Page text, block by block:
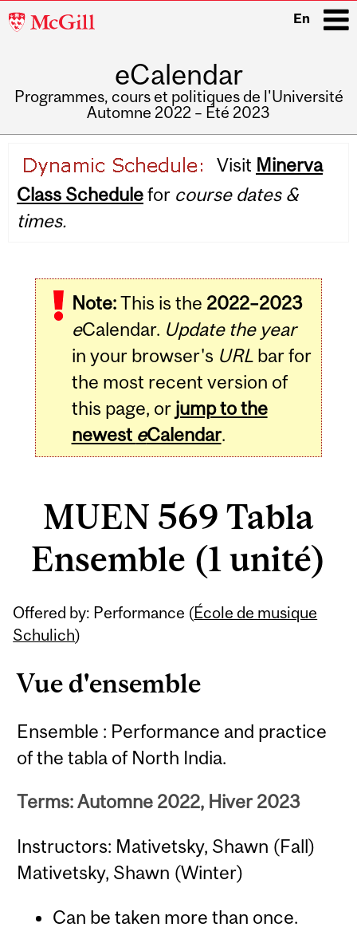
McGill
En
eCalendar
Programmes, cours et politiques de l'Université
Automne 2022 – Été 2023
navigation
Visit Minerva
Class Schedulefor course dates &
times.
Note:This is the 2022–2023
eCalendar. Update the year
in your browser's URLbar for
the most recent version of
this page, or jump to the
newest eCalendar.
MUEN 569 Tabla
Ensemble (1 unité)
Offered by: Performance (École de musique
Schulich)
Vue d'ensemble
Ensemble : Performance and practice
of the tabla of North India.
Terms: Automne 2022, Hiver 2023
Instructors: Mativetsky, Shawn (Fall)
Mativetsky, Shawn (Winter)
Can be taken more than once.
Related
Content